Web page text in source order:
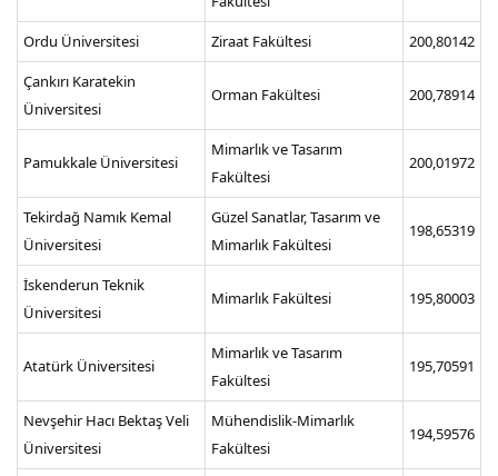
Ordu Üniversitesi
Ziraat Fakültesi
200,80142
Çankırı Karatekin
Üniversitesi
Orman Fakültesi 200,78914
Pamukkale Üniversitesi
Mimarlık ve Tasarım
Fakültesi
200,01972
Tekirdağ Namık Kemal
Üniversitesi
Güzel Sanatlar, Tasarım ve
Mimarlık Fakültesi
198,65319
İskenderun Teknik
Üniversitesi
Mimarlık Fakültesi 195,80003
Atatürk Üniversitesi
Mimarlık ve Tasarım
Fakültesi
195,70591
Nevşehir Hacı Bektaş Veli
Üniversitesi
Mühendislik-Mimarlık
Fakültesi
194,59576